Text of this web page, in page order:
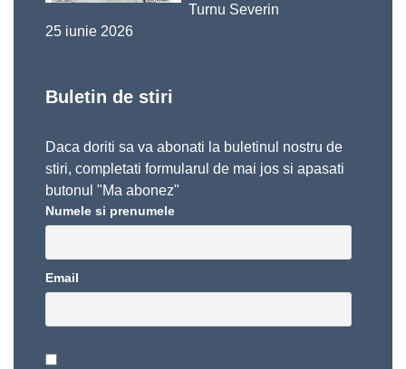
Turnu Severin
25 iunie 2026
Buletin de stiri
Daca doriti sa va abonati la buletinul nostru de
stiri, completati formularul de mai jos si apasati
butonul "Ma abonez"
Numele si prenumele
Email